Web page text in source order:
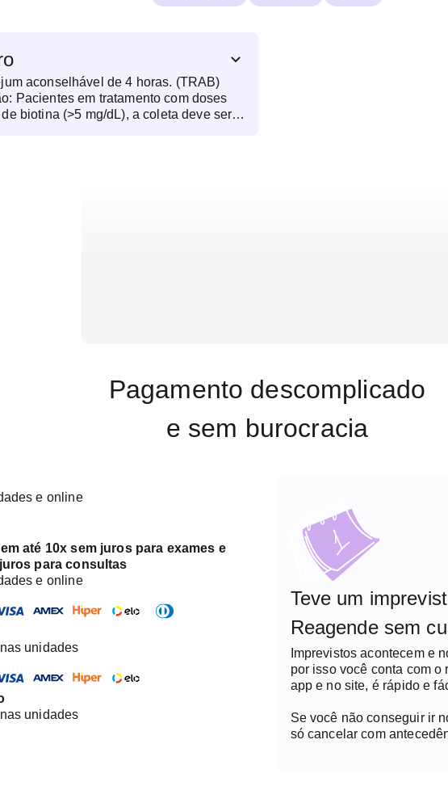
aconselhável de 4 horas. (TRAB)
Pacientes em tratamento com doses
biotina (>5 mg/dL), a coleta deve ser
Pagamento descomplicado
e sem burocracia
e online
até 10x sem juros para exames e
para consultas
e online
unidades
unidades
Teve um
Reagende sem
Imprevistos acontecem e
por isso você conta com o
app e no site, é rápido e
Se você não conseguir ir
só cancelar com